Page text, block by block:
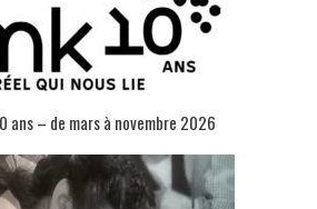
ans – de mars à novembre 2026